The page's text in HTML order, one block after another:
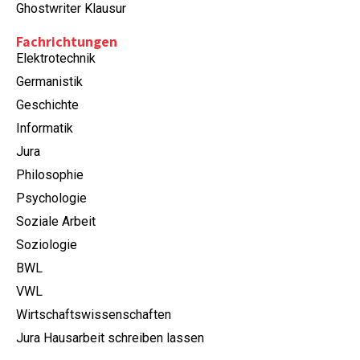
Ghostwriter Klausur
Fachrichtungen
Elektrotechnik
Germanistik
Geschichte
Informatik
Jura
Philosophie
Psychologie
Soziale Arbeit
Soziologie
BWL
VWL
Wirtschaftswissenschaften
Jura Hausarbeit schreiben lassen